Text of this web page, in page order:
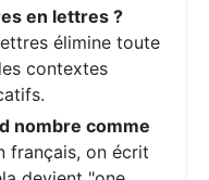
en lettres ?
élimine toute
contextes
nombre comme
français, on écrit